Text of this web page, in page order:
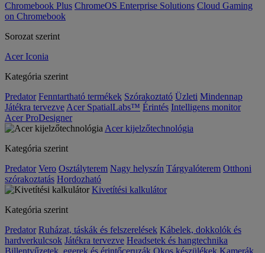
Chromebook Plus ChromeOS Enterprise Solutions Cloud Gaming
on Chromebook
Sorozat szerint
Acer Iconia
Kategória szerint
Predator Fenntartható termékek Szórakoztató Üzleti Mindennap
Játékra tervezve Acer SpatialLabs™ Érintés Intelligens monitor
Acer ProDesigner
Acer kijelzőtechnológia
Kategória szerint
Predator Vero Osztályterem Nagy helyszín Tárgyalóterem Otthoni
szórakoztatás Hordozható
Kivetítési kalkulátor
Kategória szerint
Predator Ruházat, táskák és felszerelések Kábelek, dokkolók és
hardverkulcsok Játékra tervezve Headsetek és hangtechnika
Billentyűzetek, egerek és érintőceruzák Okos készülékek Kamerák